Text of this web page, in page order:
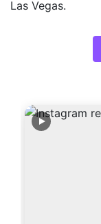
Las Vegas.